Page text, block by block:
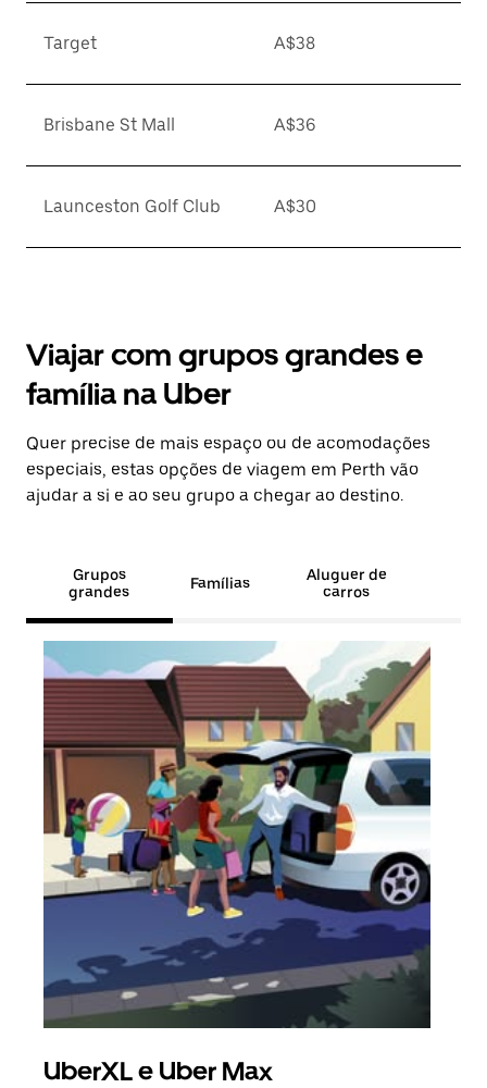
Target A$38
Brisbane St Mall A$36
Launceston Golf Club A$30
Viajar com grupos grandes e
família na Uber
Quer precise de mais espaço ou de acomodações
especiais, estas opções de viagem em Perth vão
ajudar a si e ao seu grupo a chegar ao destino.
Grupos
grandes
Famílias
Aluguer de
carros
UberXL e Uber Max